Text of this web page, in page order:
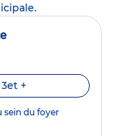
3et +
sein du foyer